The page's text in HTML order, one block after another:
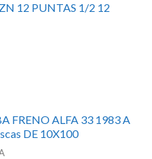
12 PUNTAS 1/2 12
FRENO ALFA 33 1983 A
DE 10X100